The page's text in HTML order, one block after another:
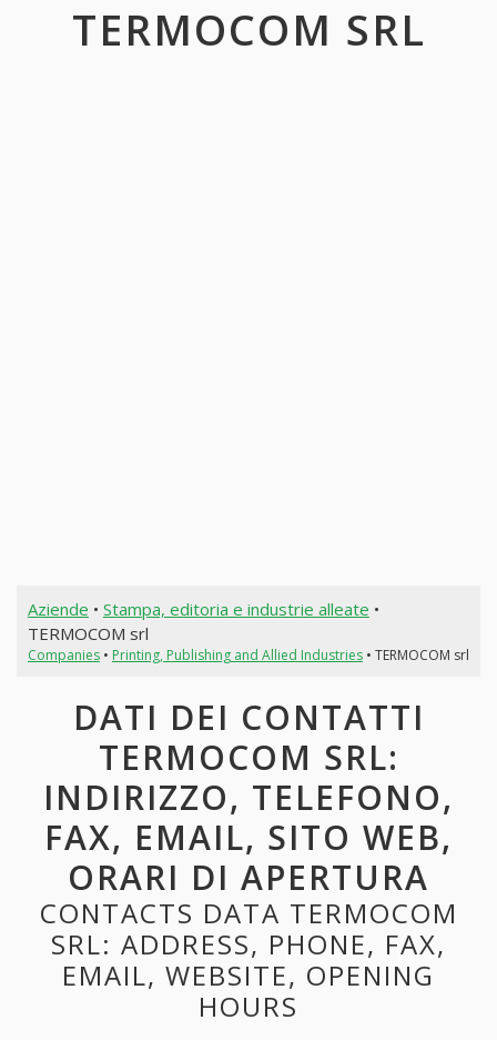
TERMOCOM SRL
Aziende • Stampa, editoria e industrie alleate •
TERMOCOM srl
Companies• Printing, Publishing and Allied Industries• TERMOCOM srl
DATI DEI CONTATTI
TERMOCOM SRL:
INDIRIZZO, TELEFONO,
FAX, EMAIL, SITO WEB,
ORARI DI APERTURA
CONTACTS DATA TERMOCOM
SRL: ADDRESS, PHONE, FAX,
EMAIL, WEBSITE, OPENING
HOURS